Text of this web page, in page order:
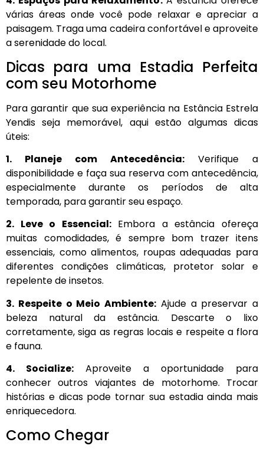
várias áreas onde você pode relaxar e apreciar a
paisagem. Traga uma cadeira confortável e aproveite
a serenidade do local.
Dicas para uma Estadia Perfeita
com seu Motorhome
Para garantir que sua experiência na Estância Estrela
Yendis seja memorável, aqui estão algumas dicas
úteis:
1. Planeje com Antecedência: Verifique a
disponibilidade e faça sua reserva com antecedência,
especialmente durante os períodos de alta
temporada, para garantir seu espaço.
2. Leve o Essencial:Embora a estância ofereça
muitas comodidades, é sempre bom trazer itens
essenciais, como alimentos, roupas adequadas para
diferentes condições climáticas, protetor solar e
repelente de insetos.
3. Respeite o Meio Ambiente: Ajude a preservar a
beleza natural da estância. Descarte o lixo
corretamente, siga as regras locais e respeite a flora
e fauna.
4. Socialize: Aproveite a oportunidade para
conhecer outros viajantes de motorhome. Trocar
histórias e dicas pode tornar sua estadia ainda mais
enriquecedora.
Como Chegar